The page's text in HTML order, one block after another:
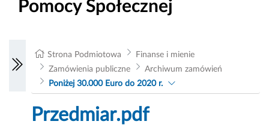
Pomocy Społecznej
Strona Podmiotowa
Finanse i mienie
Zamówienia publiczne
Archiwum zamówień
Poniżej 30.000 Euro do 2020 r.
Przedmiar.pdf